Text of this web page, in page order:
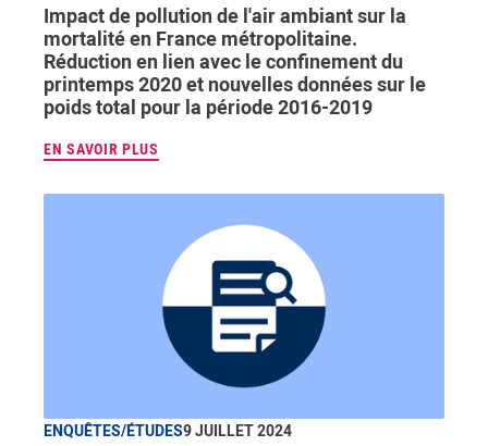
Impact de pollution de l'air ambiant sur la
mortalité en France métropolitaine.
Réduction en lien avec le confinement du
printemps 2020 et nouvelles données sur le
poids total pour la période 2016-2019
EN SAVOIR PLUS
ENQUÊTES/ÉTUDES9 JUILLET 2024